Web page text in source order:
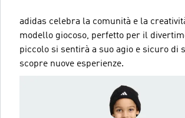
adidas celebra la comunità e la
modello giocoso, perfetto per il
piccolo si sentirà a suo agio e sicuro di
scopre nuove esperienze.